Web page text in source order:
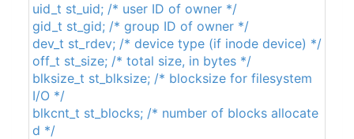
uid_t st_uid; /* user ID of owner */
gid_t st_gid; /* group ID of owner */
dev_t st_rdev; /* device type (if inode device) */
off_t st_size; /* total size, in bytes */
blksize_t st_blksize; /* blocksize for filesystem
I/O */
blkcnt_t st_blocks; /* number of blocks allocate
d */